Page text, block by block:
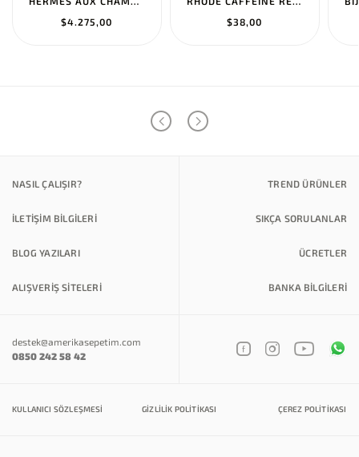
$4.275,00
$38,00
NASIL ÇALIŞIR? TREND ÜRÜNLER
İLETİŞİM BİLGİLERİ SIKÇA SORULANLAR
BLOG YAZILARI ÜCRETLER
ALIŞVERİŞ SİTELERİ BANKA BILGILERI
destek@amerikasepetim.com
0850 242 58 42
KULLANICI SÖZLEŞMESI GIZLILIK POLITIKASI ÇEREZ POLITIKASI